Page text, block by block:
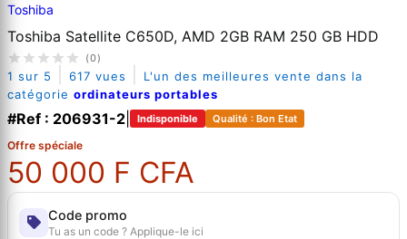
Toshiba
Toshiba Satellite C650D, AMD 2GB RAM 250 GB HDD
(0)
1 sur 5 617 vues
L'un des meilleures vente dans la
catégorie ordinateurs portables
#Ref : 206931-2 Indisponible Qualité : Bon Etat
Offre spéciale
50 000 F CFA
Code promo
Tu as un code ? Applique-le ici